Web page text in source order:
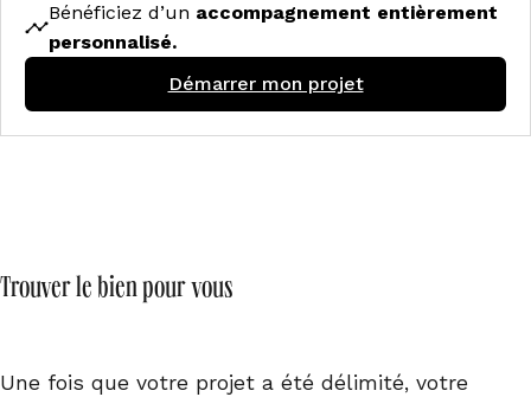
Bénéficiez d’un accompagnement entièrement
personnalisé.
Démarrer mon projet
Trouver le bien pour vous
Une fois que votre projet a été délimité, votre